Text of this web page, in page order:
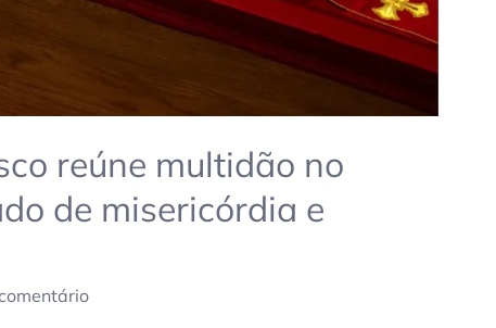
reúne multidão no
de misericórdia e